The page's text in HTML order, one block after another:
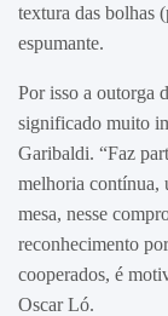
textura das bolhas
espumante.
Por isso a outorga
significado muito
Garibaldi. “Faz
melhoria contínua,
mesa, nesse
reconhecimento
cooperados, é
Oscar Ló.